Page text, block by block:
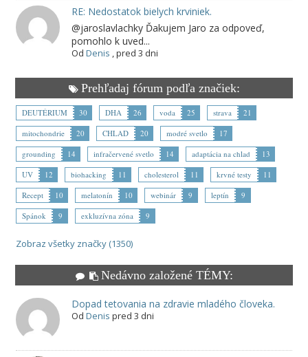
RE: Nedostatok bielych krviniek.
@jaroslavlachky Ďakujem Jaro za odpoveď,
pomohlo k uved...
Od Denis ,pred 3 dni
Prehľadaj fórum podľa značiek:
DEUTÉRIUM 30 DHA 26 voda 25 strava
21
mitochondrie
20 CHLAD 20 modré svetlo
17
grounding
14 infračervené svetlo 14 adaptácia na chlad
13
UV
12 biohacking 11 cholesterol 11 krvné testy
11
Recept
10 melatonín 10 webinár 9 leptín
9
Spánok
9 exkluzívna zóna 9
Zobraz všetky značky (1350)
Nedávno založené TÉMY:
Dopad tetovania na zdravie mladého človeka.
Od Denis pred 3 dni